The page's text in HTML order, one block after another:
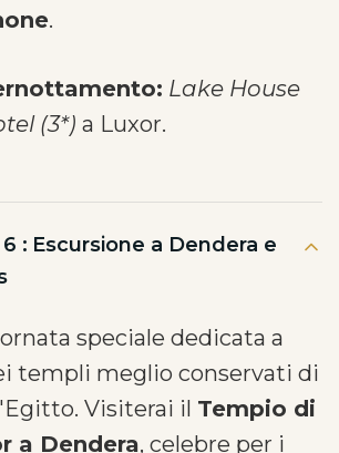
.
Lake House
(3*) a Luxor.
: Escursione a Dendera e
speciale dedicata a
templi meglio conservati di
Visiterai il Tempio di
a Dendera, celebre per i